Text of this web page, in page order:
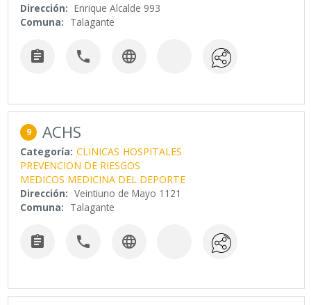
Dirección: Enrique Alcalde 993
Comuna: Talagante
  
9 ACHS
Categoría: CLINICAS HOSPITALES
PREVENCION DE RIESGOS
MEDICOS MEDICINA DEL DEPORTE
Dirección: Veintiuno de Mayo 1121
Comuna: Talagante
  